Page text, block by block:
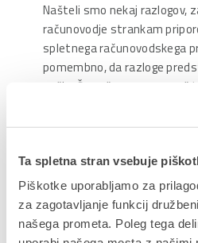
Ta spletna stran vsebuje
Piškotke uporabljamo za
za zagotavljanje funkcij
našega prometa. Poleg tega
Našteli smo nekaj razlogov,
računovodje strankam
spletnega računovodskega
pomembno, da razloge
način. Če začnemo s preveč
pojasnimo, da spletno
Pomagajmo stranki
spremenilo njeno porabo
porabili cele dneve za
administracije. S